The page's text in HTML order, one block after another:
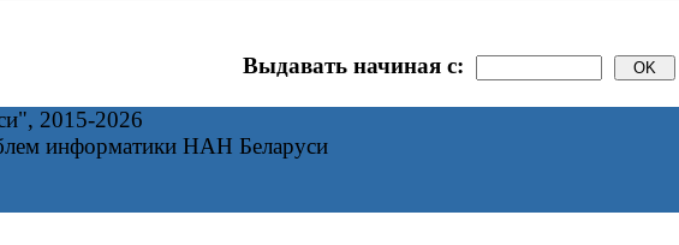
Выдавать начиная с:
2015-2026
информатики НАН Беларуси